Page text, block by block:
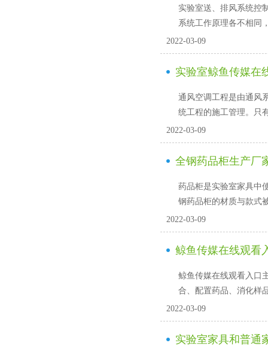
实验室送、排风系统控
系统工作原理各不相同
2022-03-09
实验室鲸鱼传媒在
通风空调工程是由通风系
统工程的施工管理。
2022-03-09
全钢药品柜生产厂家
药品柜是实验室家具中使
钢药品柜的材质与款式
2022-03-09
鲸鱼传媒在线观看
鲸鱼传媒在线观看入口主
合、配置药品、消
2022-03-09
实验室家具和普通